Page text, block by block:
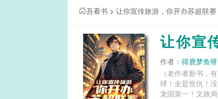
吾看书 > 让你宣传旅游，你开办苏超联赛
让你宣
作者： 得鹿梦鱼呀
（老作者新书，
球！全是世仇！
龙国第一！文旅